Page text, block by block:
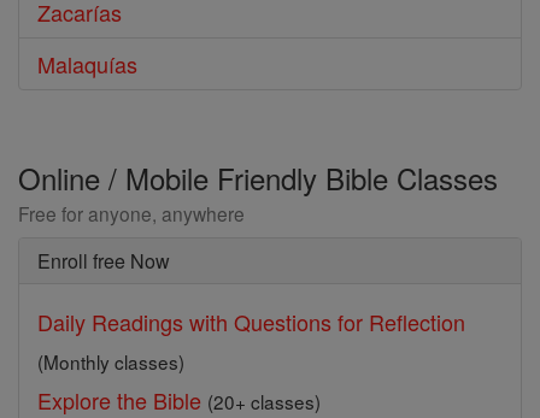
Zacarías
Malaquías
Online / Mobile Friendly Bible Classes
Free for anyone, anywhere
Enroll free Now
Daily Readings with Questions for Reflection
(Monthly classes)
Explore the Bible (20+ classes)